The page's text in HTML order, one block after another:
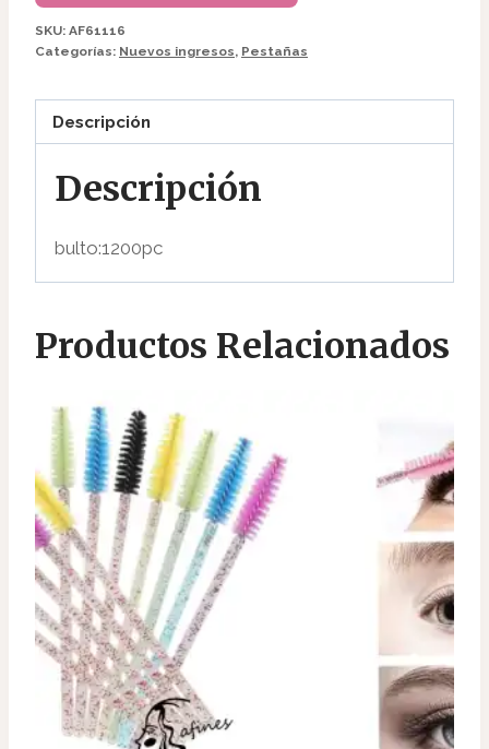
AF61116
cantidad
SKU: AF61116
Categorías: Nuevos ingresos, Pestañas
Descripción
Descripción
bulto:1200pc
Productos Relacionados